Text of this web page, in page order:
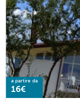
a partire da
16€